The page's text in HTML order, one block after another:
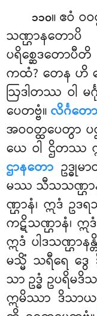
၁၁၀။ ဧဝံ ဝ
သဏ္ဌာနတေ
ပရိစ္ဆေဒတော
ကထံ? တေန ဟိ
ဩဒါတဿ ဝါ မင်္
ပေတဗ္ဗံ။လိင်္ဂတော
အဝဝတ္ထပေတွာ ပ
ယေ ဝါ ဌိတဿ ဣ
ဌာနတော ဥဒ္ဓု
မဿ သီသသဏ္ဌာနံ
ဏ္ဌာနံ၊ ဣဒံ ဥဒ
ကဋိသဏ္ဌာနံ၊ ဣဒံ
ဣဒံ ပါဒသဏ္ဌာန
မသ္မိံ သရီရေ ဒွ
သာ ဥဒ္ဓံ ဥပရိမ
ဣမိဿာ ဒိသာ